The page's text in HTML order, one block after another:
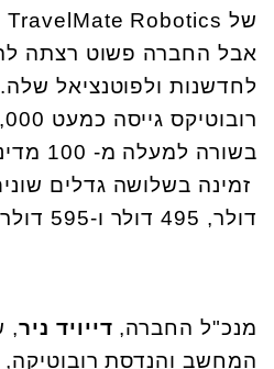
שלTravelMate Robotics
אבל החברה פשוט רצתה
לחדשנות ולפוטנציאל
בשורה למעלה מ- 100 מדינות.
דולר, 495 דולר ו-595 דולר בהתאמה
מנכ"ל החברה, דייויד ניר,
המחשב והנדסת